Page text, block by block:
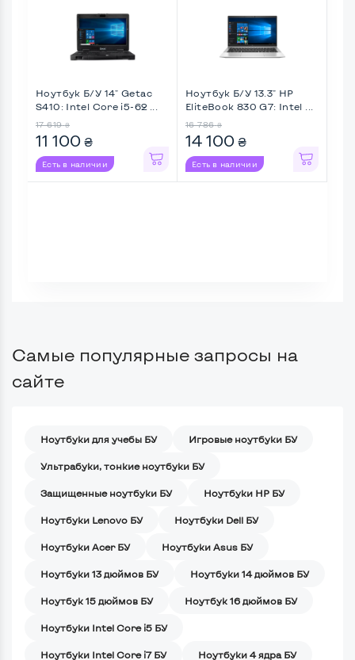
Ноутбук Б/У 14" Getac
S410: Intel Core i5-62 ...
17 619 ₴
11 100 ₴
Есть в наличии
Ноутбук Б/У 13.3" HP
EliteBook 830 G7: Intel ...
16 786 ₴
14 100 ₴
Есть в наличии
Самые популярные запросы на
сайте
Ноутбуки для учебы БУ Игровые ноутбуки БУ
Ультрабуки, тонкие ноутбуки БУ
Защищенные ноутбуки БУ Ноутбуки HP БУ
Ноутбуки Lenovo БУ Ноутбуки Dell БУ
Ноутбуки Acer БУ Ноутбуки Asus БУ
Ноутбуки 13 дюймов БУ Ноутбуки 14 дюймов БУ
Ноутбук 15 дюймов БУ Ноутбук 16 дюймов БУ
Ноутбуки Intel Core i5 БУ
Ноутбуки Intel Core i7 БУ Ноутбуки 4 ядра БУ